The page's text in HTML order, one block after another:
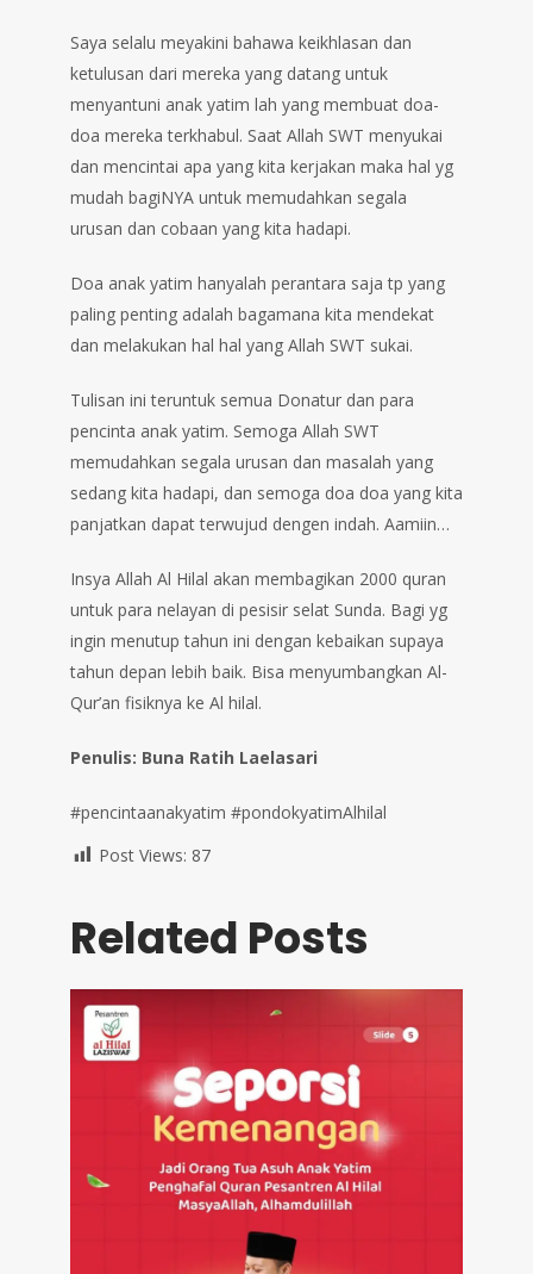
Saya selalu meyakini bahawa keikhlasan dan
ketulusan dari mereka yang datang untuk
menyantuni anak yatim lah yang membuat doa-
doa mereka terkhabul. Saat Allah SWT menyukai
dan mencintai apa yang kita kerjakan maka hal yg
mudah bagiNYA untuk memudahkan segala
urusan dan cobaan yang kita hadapi.
Doa anak yatim hanyalah perantara saja tp yang
paling penting adalah bagamana kita mendekat
dan melakukan hal hal yang Allah SWT sukai.
Tulisan ini teruntuk semua Donatur dan para
pencinta anak yatim. Semoga Allah SWT
memudahkan segala urusan dan masalah yang
sedang kita hadapi, dan semoga doa doa yang kita
panjatkan dapat terwujud dengen indah. Aamiin…
Insya Allah Al Hilal akan membagikan 2000 quran
untuk para nelayan di pesisir selat Sunda. Bagi yg
ingin menutup tahun ini dengan kebaikan supaya
tahun depan lebih baik. Bisa menyumbangkan Al-
Qur’an fisiknya ke Al hilal.
Penulis: Buna Ratih Laelasari
#pencintaanakyatim #pondokyatimAlhilal
Post Views: 87
Related Posts